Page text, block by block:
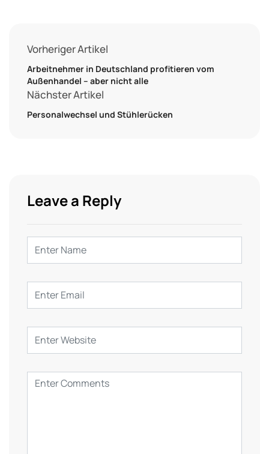
Vorheriger Artikel
Arbeitnehmer in Deutschland profitieren vom
Außenhandel – aber nicht alle
Nächster Artikel
Personalwechsel und Stühlerücken
Leave a Reply